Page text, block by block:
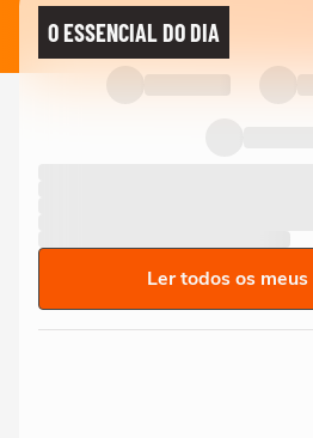
O ESSENCIAL DO DIA
Ler todos os